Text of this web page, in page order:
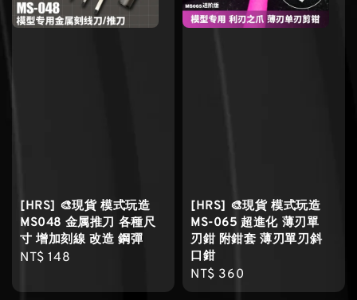
[HRS] 🎨現貨 模式玩造
MS048 金属推刀 各種尺
寸 增加刻線 改造 鋼彈
Regular
NT$ 148
[HRS] 🎨現貨 模式玩造
MS-065 超進化 薄刃單
刃鉗 附鉗套 薄刃單刃斜
口鉗
Regular
price
NT$ 360